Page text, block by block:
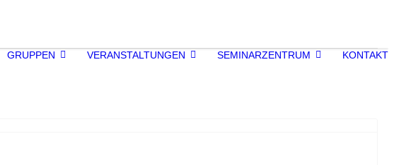
GRUPPEN VERANSTALTUNGEN SEMINARZENTRUM KONTAKT